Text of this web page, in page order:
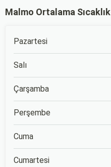
Malmo Ortalama Sıcaklık
Pazartesi
Salı
Çarşamba
Perşembe
Cuma
Cumartesi